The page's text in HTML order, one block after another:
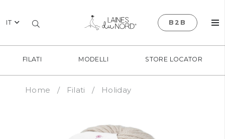
IT B2B
FILATI MODELLI STORE LOCATOR
Home / Filati / Holiday